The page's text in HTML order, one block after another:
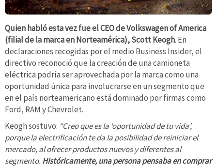
Quien habló esta vez fue el CEO de Volkswagen of America
(filial de la marca en Norteamérica), Scott Keogh. En
declaraciones recogidas por el medio Business Insider, el
directivo reconoció que la creación de una camioneta
eléctrica podría ser aprovechada por la marca como una
oportunidad única para involucrarse en un segmento que
en el país norteamericano está dominado por firmas como
Ford, RAM y Chevrolet.
Keogh sostuvo: “Creo que es la ‘oportunidad de tu vida’,
porque la electrificación te da la posibilidad de reiniciar el
mercado, al ofrecer productos nuevos y diferentes al
segmento.Históricamente, una persona pensaba en comprar